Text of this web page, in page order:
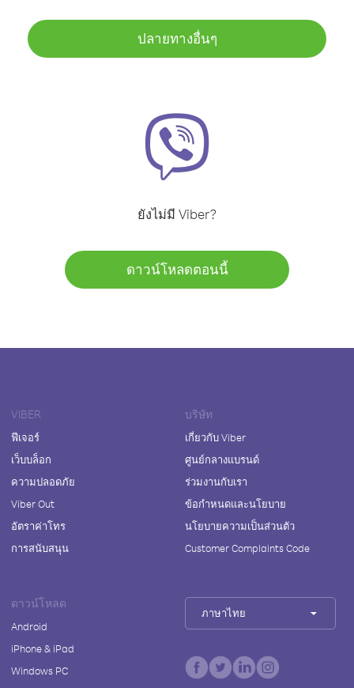
ปลายทางอื่นๆ
ยังไม่มี Viber?
ดาวน์โหลดตอนนี้
VIBER
ฟีเจอร์
เว็บบล็อก
ความปลอดภัย
Viber Out
อัตราค่าโทร
การสนับสนุน
บริษัท
เกี่ยวกับ Viber
ศูนย์กลางแบรนด์
ร่วมงานกับเรา
ข้อกำหนดและนโยบาย
นโยบายความเป็นส่วนตัว
Customer Complaints Code
ดาวน์โหลด
Android
iPhone & iPad
Windows PC
ภาษาไทย